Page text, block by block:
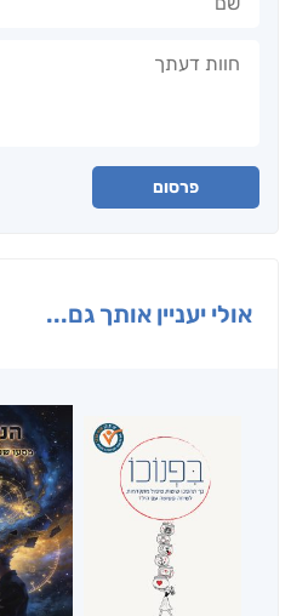
פרסום
אולי יעניין אותך גם...